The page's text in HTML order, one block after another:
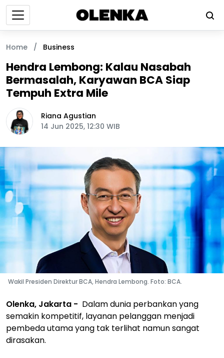
Home / Business
Hendra Lembong: Kalau Nasabah
Bermasalah, Karyawan BCA Siap
Tempuh Extra Mile
Riana Agustian
14 Jun 2025, 12:30 WIB
Wakil Presiden Direktur BCA, Hendra Lembong. Foto: BCA.
Olenka, Jakarta - Dalam dunia perbankan yang
semakin kompetitif, layanan pelanggan menjadi
pembeda utama yang tak terlihat namun sangat
dirasakan.